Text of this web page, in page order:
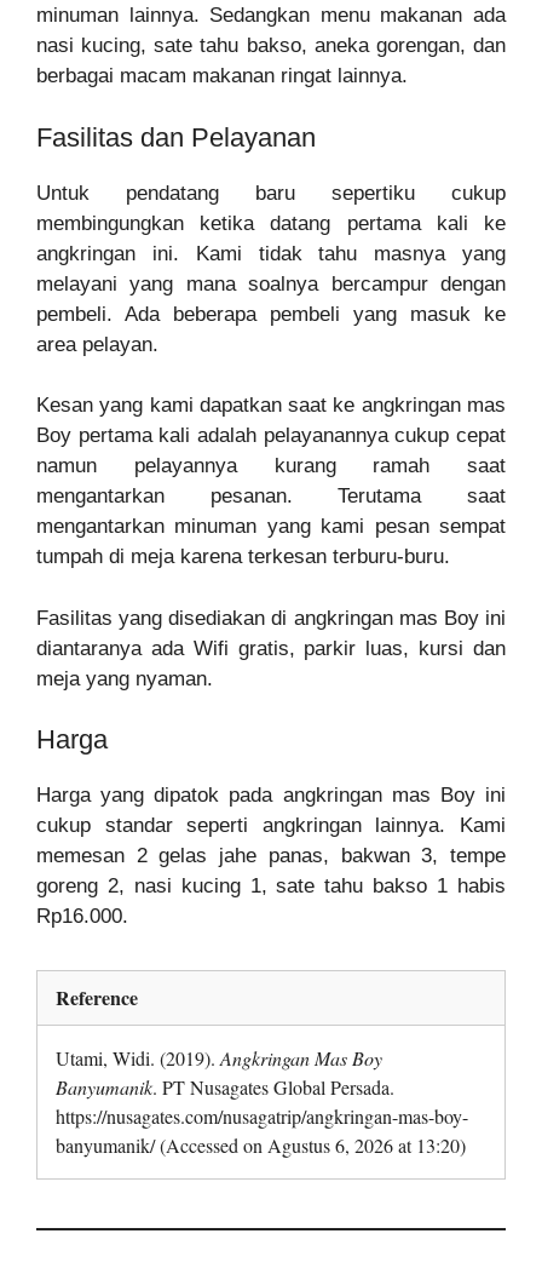
minuman lainnya. Sedangkan menu makanan ada
nasi kucing, sate tahu bakso, aneka gorengan, dan
berbagai macam makanan ringat lainnya.
Fasilitas dan Pelayanan
Untuk pendatang baru sepertiku cukup
membingungkan ketika datang pertama kali ke
angkringan ini. Kami tidak tahu masnya yang
melayani yang mana soalnya bercampur dengan
pembeli. Ada beberapa pembeli yang masuk ke
area pelayan.
Kesan yang kami dapatkan saat ke angkringan mas
Boy pertama kali adalah pelayanannya cukup cepat
namun pelayannya kurang ramah saat
mengantarkan pesanan. Terutama saat
mengantarkan minuman yang kami pesan sempat
tumpah di meja karena terkesan terburu-buru.
Fasilitas yang disediakan di angkringan mas Boy ini
diantaranya ada Wifi gratis, parkir luas, kursi dan
meja yang nyaman.
Harga
Harga yang dipatok pada angkringan mas Boy ini
cukup standar seperti angkringan lainnya. Kami
memesan 2 gelas jahe panas, bakwan 3, tempe
goreng 2, nasi kucing 1, sate tahu bakso 1 habis
Rp16.000.
Reference
Utami, Widi. (2019). Angkringan Mas Boy
Banyumanik. PT Nusagates Global Persada.
https://nusagates.com/nusagatrip/angkringan-mas-boy-
banyumanik/ (Accessed on Agustus 6, 2026 at 13:20)